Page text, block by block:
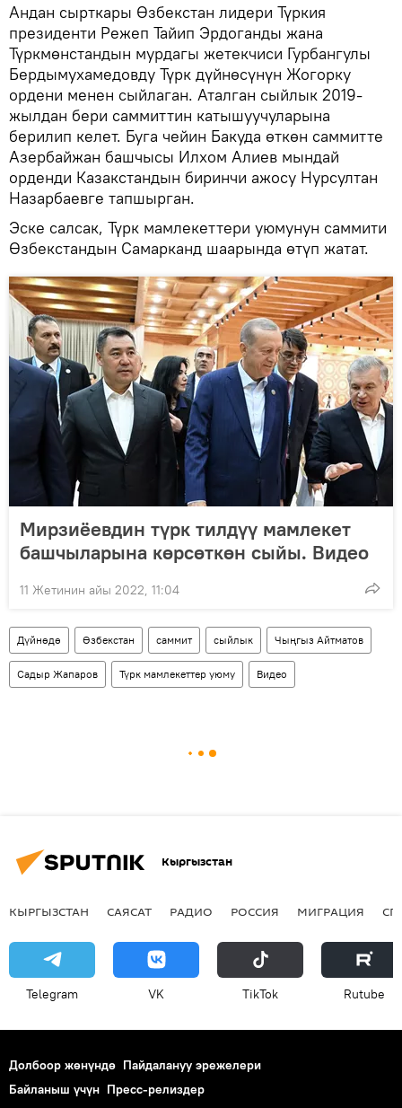
Андан сырткары Өзбекстан лидери Түркия
президенти Режеп Тайип Эрдоганды жана
Түркмөнстандын мурдагы жетекчиси Гурбангулы
Бердымухамедовду Түрк дүйнөсүнүн Жогорку
ордени менен сыйлаган. Аталган сыйлык 2019-
жылдан бери саммиттин катышуучуларына
берилип келет. Буга чейин Бакуда өткөн саммитте
Азербайжан башчысы Илхом Алиев мындай
орденди Казакстандын биринчи ажосу Нурсултан
Назарбаевге тапшырган.
Эске салсак, Түрк мамлекеттери уюмунун саммити
Өзбекстандын Самарканд шаарында өтүп жатат.
Мирзиёевдин түрк тилдүү мамлекет
башчыларына көрсөткөн сыйы. Видео
11 Жетинин айы 2022, 11:04
Дүйнөдө Өзбекстан саммит сыйлык Чыңгыз Айтматов
Садыр Жапаров Түрк мамлекеттер уюму Видео
Кыргызстан
КЫРГЫЗСТАН САЯСАТ РАДИО РОССИЯ МИГРАЦИЯ
Telegram VK ТikТоk Rutube
Долбоор жөнүндө Пайдалануу эрежелери
Байланыш үчүн Пресс-релиздер